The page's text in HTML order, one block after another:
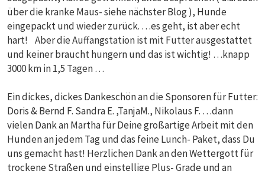
über die kranke Maus- siehe nächster Blog ), Hunde
eingepackt und wieder zurück. …es geht, ist aber echt
hart! Aber die Auffangstation ist mit Futter ausgestattet
und keiner braucht hungern und das ist wichtig! …knapp
3000 km in 1,5 Tagen …
Ein dickes, dickes Dankeschön an die Sponsoren für Futter:
Doris & Bernd F. Sandra E. ,TanjaM., Nikolaus F. …dann
vielen Dank an Martha für Deine großartige Arbeit mit den
Hunden an jedem Tag und das feine Lunch- Paket, dass Du
uns gemacht hast! Herzlichen Dank an den Wettergott für
trockene Straßen und einstellige Plus- Grade und an